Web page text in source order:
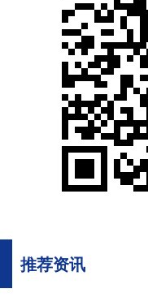
推荐资讯